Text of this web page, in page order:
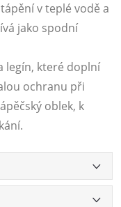
v teplé vodě a
jako spodní
legín, které doplní
ochranu při
oblek, k